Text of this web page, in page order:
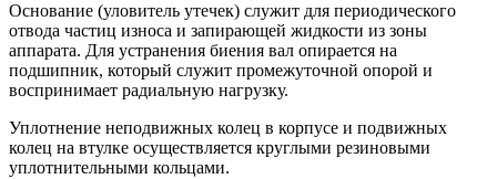
Основание (уловитель утечек) служит для периодического
отвода частиц износа и запирающей жидкости из зоны
аппарата. Для устранения биения вал опирается на
подшипник, который служит промежуточной опорой и
воспринимает радиальную нагрузку.
Уплотнение неподвижных колец в корпусе и подвижных
колец на втулке осуществляется круглыми резиновыми
уплотнительными кольцами.